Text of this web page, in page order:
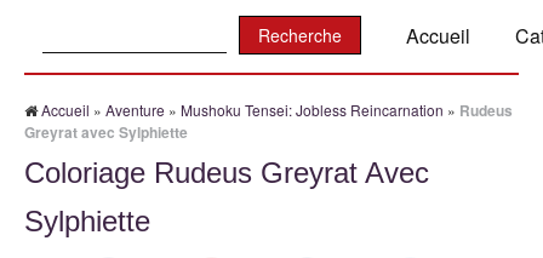
Accueil
Accueil » Aventure » Mushoku Tensei: Jobless Reincarnation » Rudeus
Greyrat avec Sylphiette
Coloriage Rudeus Greyrat Avec
Sylphiette